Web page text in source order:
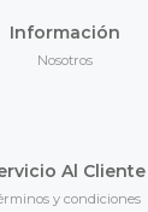
Información
Nosotros
Al Cliente
y condiciones